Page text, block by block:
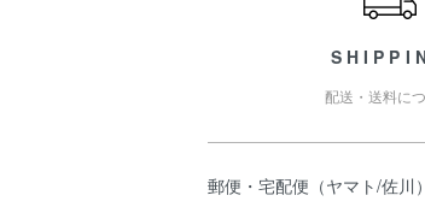
配送・送料に
郵便・宅配便（ヤマト/佐川）